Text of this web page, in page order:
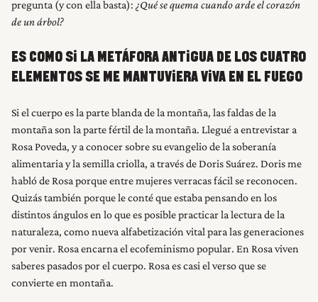
pregunta (y con ella basta): ¿Qué se quema cuando arde el corazón
de un árbol?
ES COMO SI LA METÁFORA ANTIGUA DE LOS CUATRO
ELEMENTOS SE ME MANTUVIERA VIVA EN EL FUEGO
Si el cuerpo es la parte blanda de la montaña, las faldas de la
montaña son la parte fértil de la montaña. Llegué a entrevistar a
Rosa Poveda, y a conocer sobre su evangelio de la soberanía
alimentaria y la semilla criolla, a través de Doris Suárez. Doris me
habló de Rosa porque entre mujeres verracas fácil se reconocen.
Quizás también porque le conté que estaba pensando en los
distintos ángulos en lo que es posible practicar la lectura de la
naturaleza, como nueva alfabetización vital para las generaciones
por venir. Rosa encarna el ecofeminismo popular. En Rosa viven
saberes pasados por el cuerpo. Rosa es casi el verso que se
convierte en montaña.